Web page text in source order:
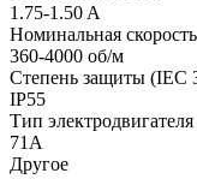
1.75-1.50 A
Номинальная скорость
360-4000 об/м
Степень защиты (IEC
IP55
Тип электродвигателя
71A
Другое